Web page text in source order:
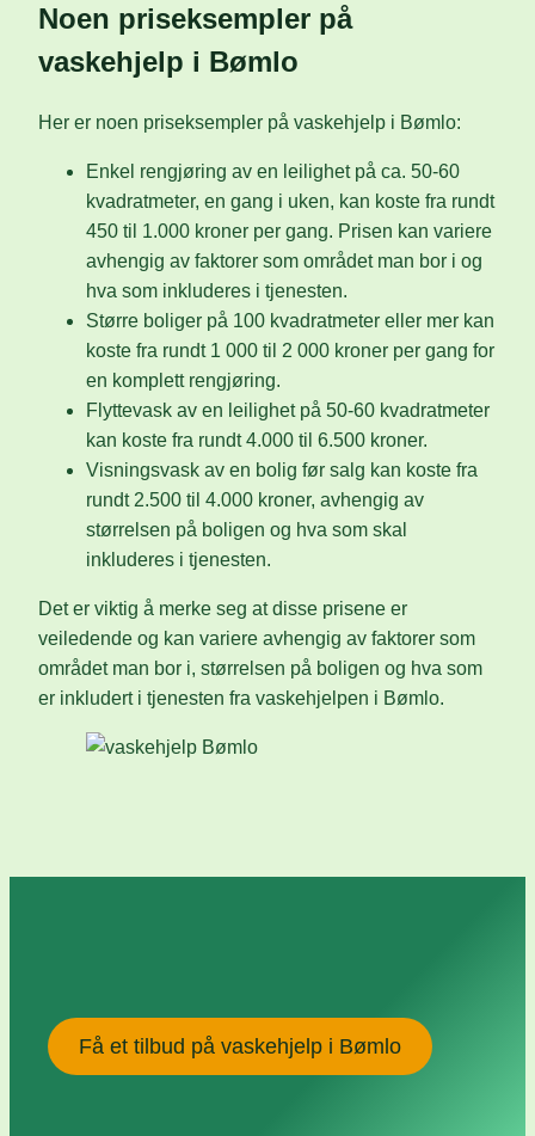
Noen priseksempler på
vaskehjelp i Bømlo
Her er noen priseksempler på vaskehjelp i Bømlo:
Enkel rengjøring av en leilighet på ca. 50-60
kvadratmeter, en gang i uken, kan koste fra rundt
450 til 1.000 kroner per gang. Prisen kan variere
avhengig av faktorer som området man bor i og
hva som inkluderes i tjenesten.
Større boliger på 100 kvadratmeter eller mer kan
koste fra rundt 1 000 til 2 000 kroner per gang for
en komplett rengjøring.
Flyttevask av en leilighet på 50-60 kvadratmeter
kan koste fra rundt 4.000 til 6.500 kroner.
Visningsvask av en bolig før salg kan koste fra
rundt 2.500 til 4.000 kroner, avhengig av
størrelsen på boligen og hva som skal
inkluderes i tjenesten.
Det er viktig å merke seg at disse prisene er
veiledende og kan variere avhengig av faktorer som
området man bor i, størrelsen på boligen og hva som
er inkludert i tjenesten fra vaskehjelpen i Bømlo.
Få et tilbud på vaskehjelp i Bømlo